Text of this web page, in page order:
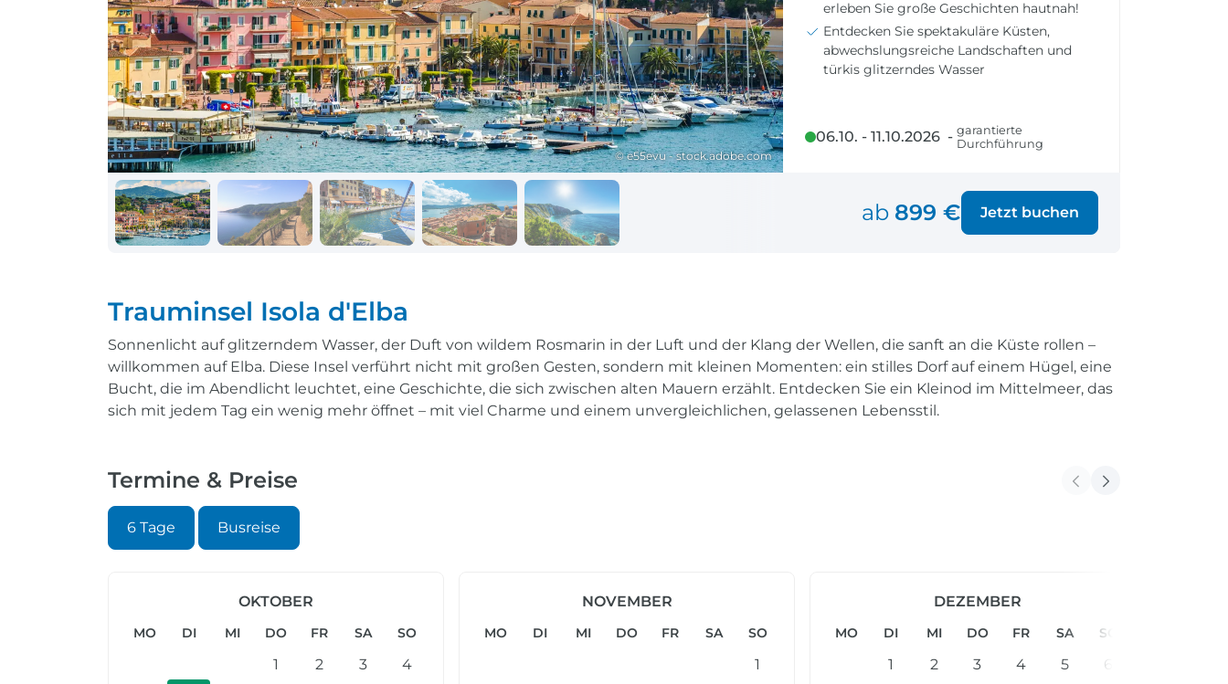
Frankreich Kroatien
Reisen mit
Durchführungsgarantie
Letzte Plätze sichern
Reisekalender
Ihr perfekt geplantes Jahr
Abfahrtsstellen
Alles auf einen Blick
Alle Reiseziele
Reisen mit
Durchführungsgarantie
Letzte Plätze sichern
Reisekalender
Ihr perfekt geplantes Jahr
Ihr Weg zum Flughafen
Flughafentransfer & Parken
Einreisebestimmungen
Alles Wichtige
Landausflüge buchen
© e55evu - stock.adobe.com
erleben Sie große Geschichten hautnah!
Entdecken Sie spektakuläre Küsten,
abwechslungsreiche Landschaften und
türkis glitzerndes Wasser
06.10. - 11.10.2026 - garantierte
Durchführung
ab 899 € Jetzt buchen
Trauminsel Isola d'Elba
Sonnenlicht auf glitzerndem Wasser, der Duft von wildem Rosmarin in der Luft und der Klang der Wellen, die sanft an die Küste rollen –
willkommen auf Elba. Diese Insel verführt nicht mit großen Gesten, sondern mit kleinen Momenten: ein stilles Dorf auf einem Hügel, eine
Bucht, die im Abendlicht leuchtet, eine Geschichte, die sich zwischen alten Mauern erzählt. Entdecken Sie ein Kleinod im Mittelmeer, das
sich mit jedem Tag ein wenig mehr öffnet – mit viel Charme und einem unvergleichlichen, gelassenen Lebensstil.
Termine & Preise
6 Tage Busreise
OKTOBER
MO DI MI DO FR SA SO
1 2 3
4
NOVEMBER
MO DI MI DO FR SA SO
1
DEZEMBER
MO DI MI DO FR SA SO
1 2 3 4 5
6